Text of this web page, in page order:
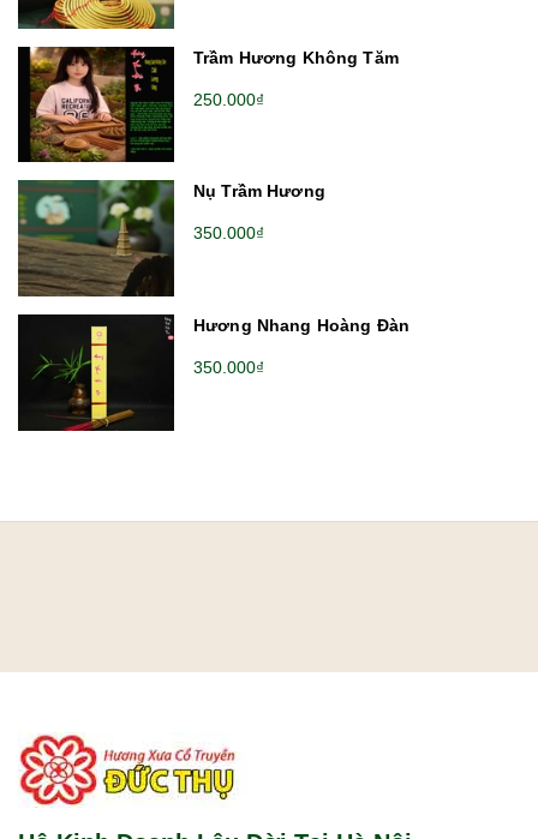
Trầm Hương Không Tăm
250.000₫
Nụ Trầm Hương
350.000₫
Hương Nhang Hoàng Đàn
350.000₫